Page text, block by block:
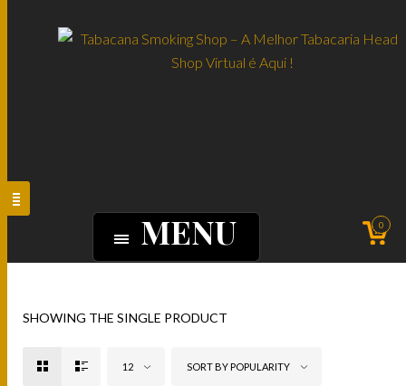
MENU 0
SHOWING THE SINGLE PRODUCT
12 SORT BY POPULARITY